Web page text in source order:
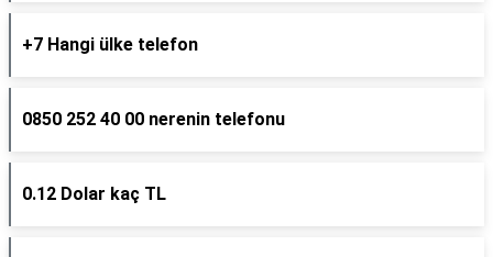
+7 Hangi ülke telefon
0850 252 40 00 nerenin telefonu
0.12 Dolar kaç TL